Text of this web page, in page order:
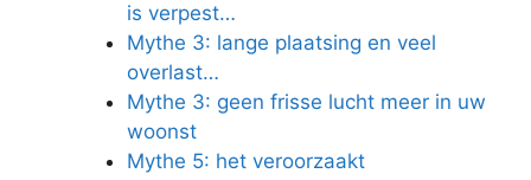
is verpest…
Mythe 3: lange plaatsing en veel
overlast…
Mythe 3: geen frisse lucht meer in uw
woonst
Mythe 5: het veroorzaakt